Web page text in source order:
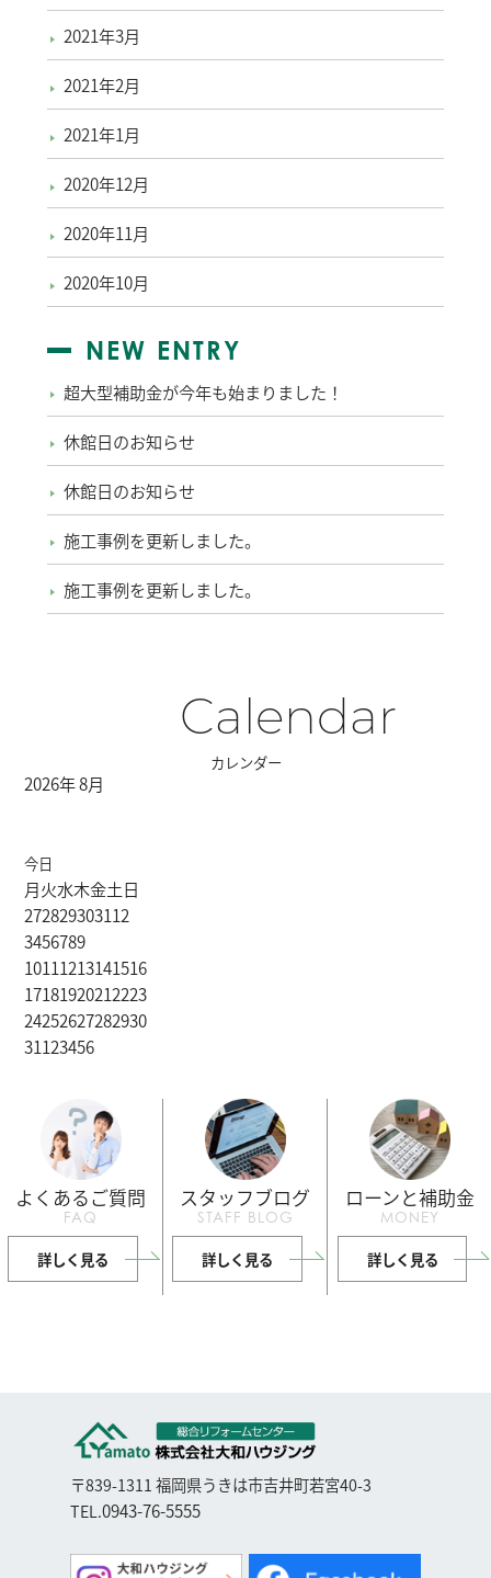
2021年3月
2021年2月
2021年1月
2020年12月
2020年11月
2020年10月
NEW ENTRY
超大型補助金が今年も始まりました！
休館日のお知らせ
休館日のお知らせ
施工事例を更新しました。
施工事例を更新しました。
Calendar
カレンダー
2026年 8月
今日
月火水木金土日
272829303112
3456789
10111213141516
17181920212223
24252627282930
31123456
よくあるご質問
FAQ
詳しく見る
スタッフブログ
STAFF BLOG
詳しく見る
ローンと補助金
MONEY
詳しく見る
〒839-1311 福岡県うきは市吉井町若宮40-3
TEL.0943-76-5555